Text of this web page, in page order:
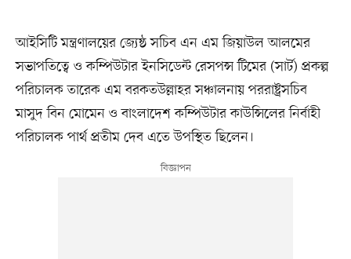
আইসিটি মন্ত্রণালয়ের জ্যেষ্ঠ সচিব এন এম জিয়াউল আলমের
সভাপতিত্বে ও কম্পিউটার ইনসিডেন্ট রেসপন্স টিমের (সার্ট) প্রকল্প
পরিচালক তারেক এম বরকতউল্লাহর সঞ্চালনায় পররাষ্ট্রসচিব
মাসুদ বিন মোমেন ও বাংলাদেশ কম্পিউটার কাউন্সিলের নির্বাহী
পরিচালক পার্থ প্রতীম দেব এতে উপস্থিত ছিলেন।